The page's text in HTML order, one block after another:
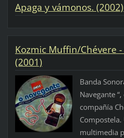
Apaga y vámonos. (2002)
Kozmic Muffin/Chévere
(2001)
Banda
Navegante
compañía
Compostela.
multimedia